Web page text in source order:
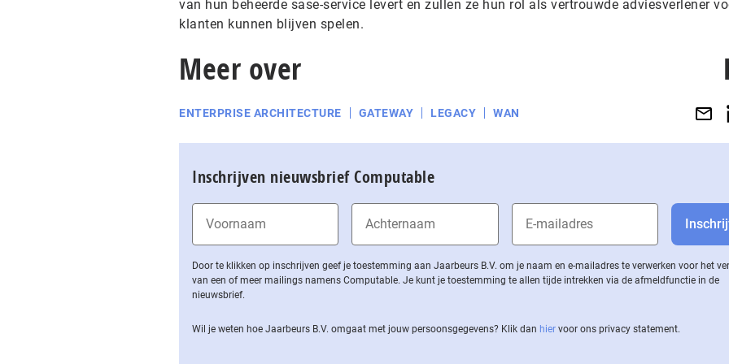
van hun beheerde sase-service levert en zullen ze hun rol als vertrouwde adviesverlener
klanten kunnen blijven spelen.
Meer over
ENTERPRISE ARCHITECTURE GATEWAY LEGACY WAN
Inschrijven nieuwsbrief Computable
Door te klikken op inschrijven geef je toestemming aan Jaarbeurs B.V. om je naam en e-mailadres te verwerken voor het
van een of meer mailings namens Computable. Je kunt je toestemming te allen tijde intrekken via de af­meld­func­tie in de
nieuwsbrief.
Wil je weten hoe Jaarbeurs B.V. omgaat met jouw per­soons­ge­ge­vens? Klik dan hier voor ons privacy statement.